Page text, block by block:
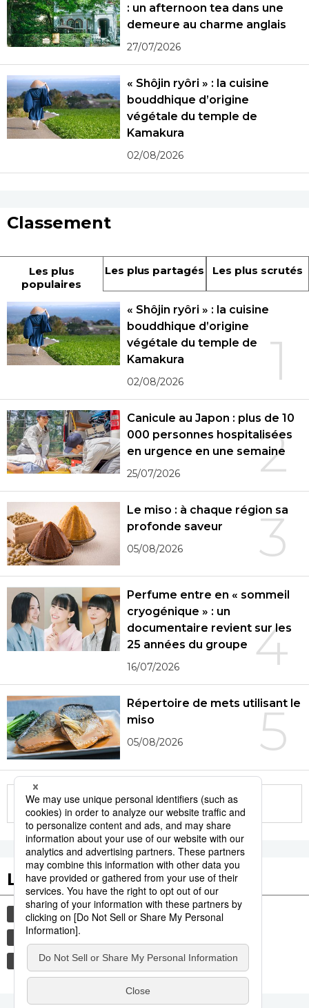
: un afternoon tea dans une
demeure au charme anglais
27/07/2026
« Shôjin ryôri » : la cuisine
bouddhique d’origine
végétale du temple de
Kamakura
02/08/2026
Classement
Les plus
populaires
Les plus partagés Les plus scrutés
1
« Shôjin ryôri » : la cuisine
bouddhique d’origine
végétale du temple de
Kamakura
02/08/2026
2
Canicule au Japon : plus de 10
000 personnes hospitalisées
en urgence en une semaine
25/07/2026
3
Le miso : à chaque région sa
profonde saveur
05/08/2026
4
Perfume entre en « sommeil
cryogénique » : un
documentaire revient sur les
25 années du groupe
16/07/2026
5
Répertoire de mets utilisant le
miso
05/08/2026
More in this series
Les tags populaires
société actu gastronomie
avion
justice
agression sexuelle
histoire
tourisme vie quotidienne